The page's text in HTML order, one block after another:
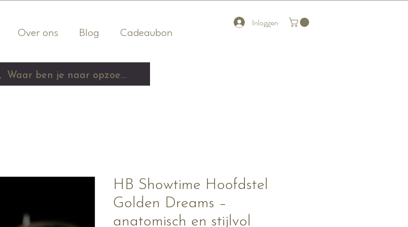
Over ons Blog Cadeaubon
Inloggen
HB Showtime Hoofdstel
Golden Dreams –
anatomisch en stijlvol